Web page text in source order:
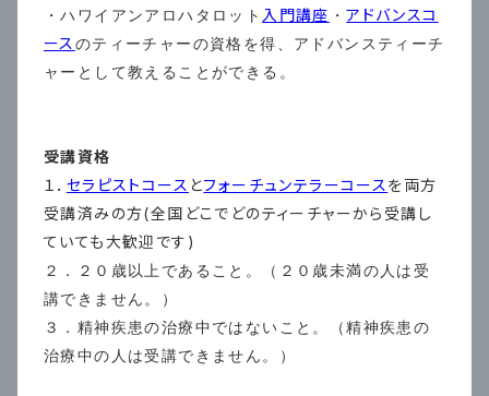
・ハワイアンアロハタロット 入門講座 ・アドバンスコ
ース のティーチャーの資格を得、アドバンスティーチ
ャーとして教えることができる。
受講資格
１． セラピストコース とフォーチュンテラーコース を両方
受講済みの方(全国どこでどのティーチャーから受講し
ていても大歓迎です)
２．２０歳以上であること。（２０歳未満の人は受
講できません。）
３．精神疾患の治療中ではないこと。（精神疾患の
治療中の人は受講できません。）